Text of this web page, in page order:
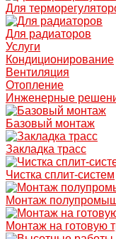
Для
Для радиаторов
Услуги
Кондиционирование
Вентиляция
Отопление
Инженерные
Базовый монтаж
Закладка трасс
Чистка сплит-систем
Монтаж
Монтаж на готовую